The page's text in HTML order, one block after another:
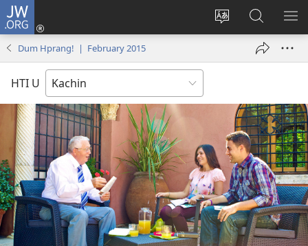
JW.ORG
Site
Galai
Log
JW.ORG
Hpe
Tam
Dum Hprang! | February 2015
HTI U